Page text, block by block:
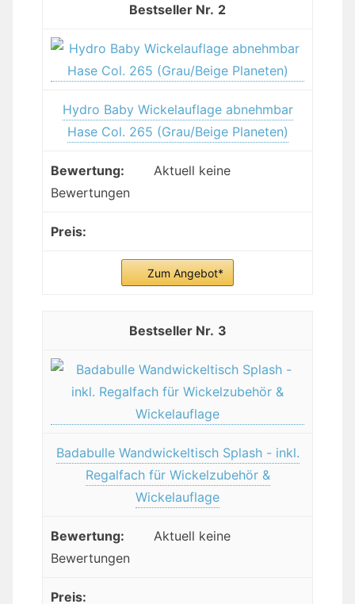
2
Hydro Baby Wickelauflage abnehmbar
Hase Col. 265 (Grau/Beige Planeten)
Aktuell keine
Bewertungen
Zum Angebot*
3
Badabulle Wandwickeltisch Splash - inkl.
Regalfach für Wickelzubehör &
Wickelauflage
Aktuell keine
Bewertungen